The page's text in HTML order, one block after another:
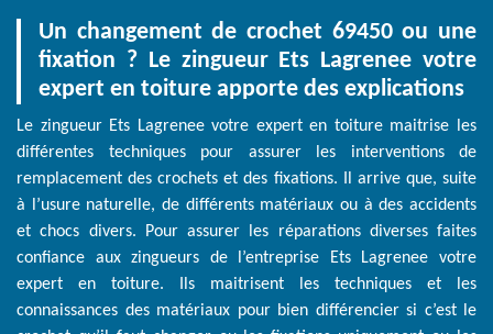
Un changement de crochet 69450 ou une
fixation ? Le zingueur Ets Lagrenee votre
expert en toiture apporte des explications
Le zingueur Ets Lagrenee votre expert en toiture maitrise les
différentes techniques pour assurer les interventions de
remplacement des crochets et des fixations. Il arrive que, suite
à l’usure naturelle, de différents matériaux ou à des accidents
et chocs divers. Pour assurer les réparations diverses faites
confiance aux zingueurs de l’entreprise Ets Lagrenee votre
expert en toiture. Ils maitrisent les techniques et les
connaissances des matériaux pour bien différencier si c’est le